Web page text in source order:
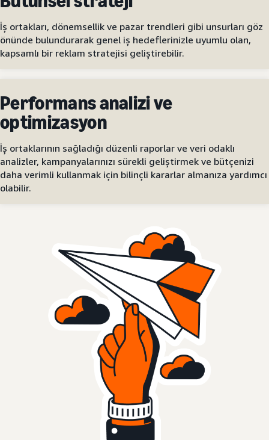
İş ortakları, dönemsellik ve pazar trendleri gibi unsurları göz
önünde bulundurarak genel iş hedeflerinizle uyumlu olan,
kapsamlı bir reklam stratejisi geliştirebilir.
Performans analizi ve
optimizasyon
İş ortaklarının sağladığı düzenli raporlar ve veri odaklı
analizler, kampanyalarınızı sürekli geliştirmek ve bütçenizi
daha verimli kullanmak için bilinçli kararlar almanıza yardımcı
olabilir.